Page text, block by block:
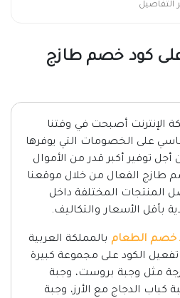
التفاصيل
كود خصم طازج
الإنترنت أصبحت في وقتنا
على الخصومات التي يوفرها
أجل توفير أكبر قدر من الأموال
طازج الفعال من خلال موقعنا
المنتجات المختلفة داخل
بأقل الأسعار والتكاليف.
خصم الطعام بالمملكة العربية
الكود على مجموعة كبيرة
مثل وجبة بروست، وجبة
كباب الدجاج مع الأرز، وجبة